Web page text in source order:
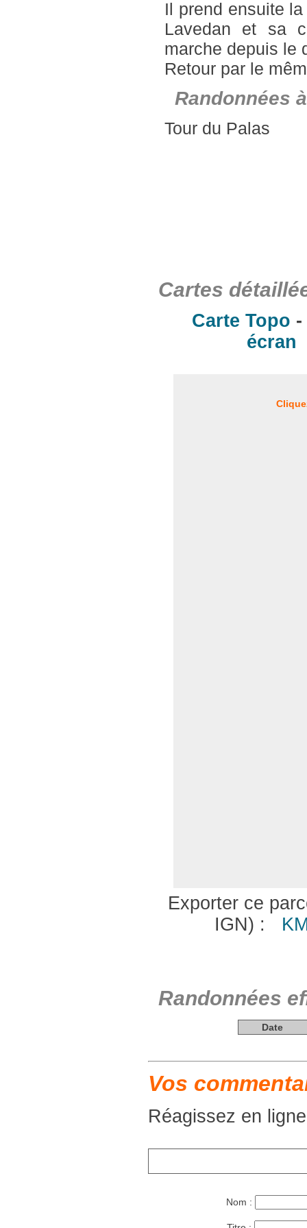
Il prend ensuite
Lavedan et sa
marche depuis le
Retour par le
Randonnées
Tour du Palas
Cartes
Carte Topo -
écran
Exporter ce
IGN) :
Randonnées
Date
Vos
Réagissez en
Nom :